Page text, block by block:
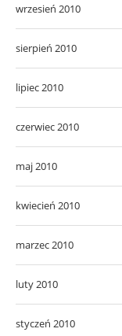
wrzesień 2010
sierpień 2010
lipiec 2010
czerwiec 2010
maj 2010
kwiecień 2010
marzec 2010
luty 2010
styczeń 2010